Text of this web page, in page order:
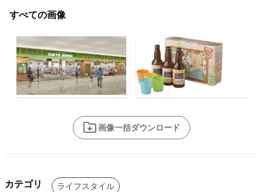
すべての画像
画像一括ダウンロード
カテゴリ ライフスタイル